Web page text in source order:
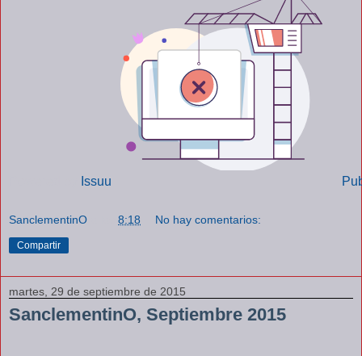
Issuu
SanclementinO 8:18 No hay comentarios:
Compartir
martes, 29 de septiembre de 2015
SanclementinO, Septiembre 2015